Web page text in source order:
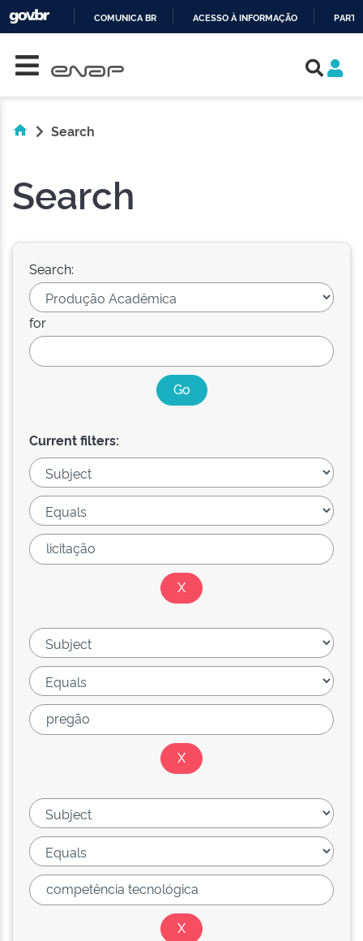
COMUNICA BR ACESSO À INFORMAÇÃO
Search
Search
Search:
for
Current filters: